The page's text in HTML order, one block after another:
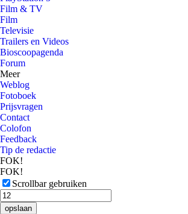
Film & TV
Film
Televisie
Trailers en Videos
Bioscoopagenda
Forum
Meer
Weblog
Fotoboek
Prijsvragen
Contact
Colofon
Feedback
Tip de redactie
FOK!
FOK!
Scrollbar gebruiken
opslaan